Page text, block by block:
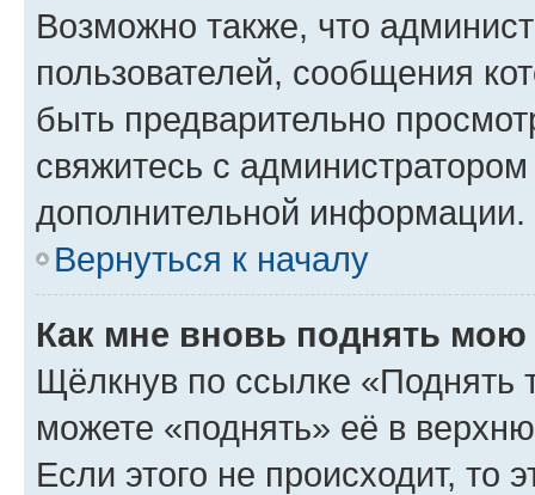
Возможно также, что
пользователей, сообщения
быть предварительно
свяжитесь с
дополнительной информации.
Вернуться к началу
Как мне вновь поднять мою
Щёлкнув по ссылке «Поднять
можете «поднять» её в
Если этого не происходит, то